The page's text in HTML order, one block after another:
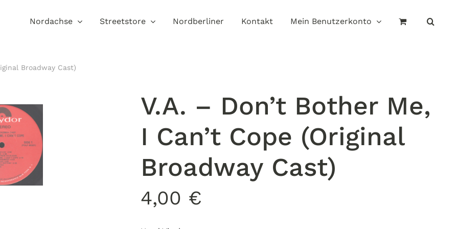
Nordachse Streetstore Nordberliner Kontakt Mein Benutzerkonto
Broadway Cast)
V.A. – Don’t Bother Me,
I Can’t Cope (Original
Broadway Cast)
4,00 €